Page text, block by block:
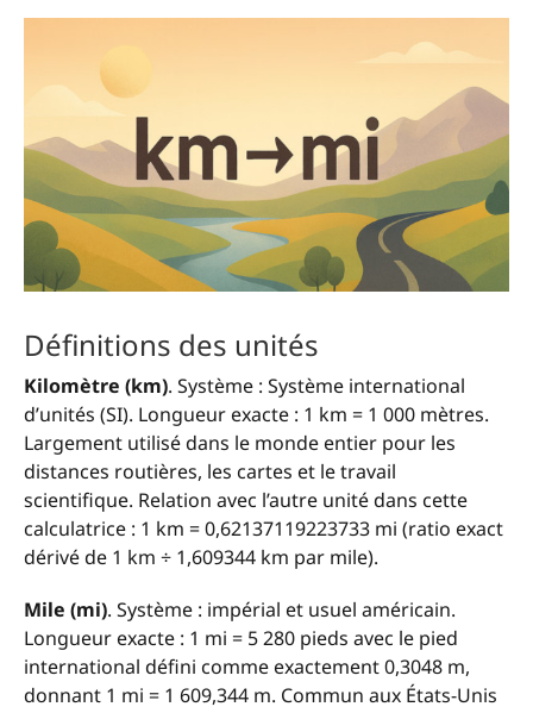
Définitions des unités
Kilomètre (km). Système : Système international
d’unités (SI). Longueur exacte : 1 km = 1 000 mètres.
Largement utilisé dans le monde entier pour les
distances routières, les cartes et le travail
scientifique. Relation avec l’autre unité dans cette
calculatrice : 1 km = 0,62137119223733 mi (ratio exact
dérivé de 1 km ÷ 1,609344 km par mile).
Mile (mi). Système : impérial et usuel américain.
Longueur exacte : 1 mi = 5 280 pieds avec le pied
international défini comme exactement 0,3048 m,
donnant 1 mi = 1 609,344 m. Commun aux États-Unis